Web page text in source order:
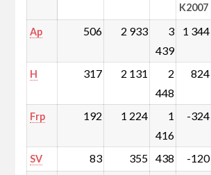
K2007
Ap 506 2 933
3
439
1 344
H 317 2 131
2
448
824
Frp 192 1 224
1
416
-324
SV 83 355 438 -120